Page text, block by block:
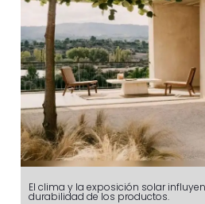
El clima y la exposición solar
durabilidad de los productos.